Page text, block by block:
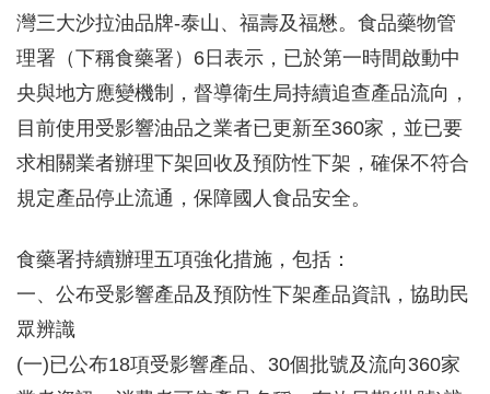
灣三大沙拉油品牌-泰山、福壽及福懋。食品藥物管
理署（下稱食藥署）6日表示，已於第一時間啟動中
央與地方應變機制，督導衛生局持續追查產品流向，
目前使用受影響油品之業者已更新至360家，並已要
求相關業者辦理下架回收及預防性下架，確保不符合
規定產品停止流通，保障國人食品安全。
食藥署持續辦理五項強化措施，包括：
一、公布受影響產品及預防性下架產品資訊，協助民
眾辨識
(一)已公布18項受影響產品、30個批號及流向360家